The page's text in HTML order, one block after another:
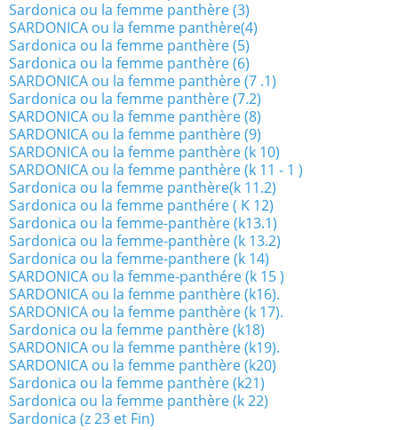
Sardonica ou la femme panthère (3)
SARDONICA ou la femme panthère(4)
Sardonica ou la femme panthère (5)
Sardonica ou la femme panthère (6)
SARDONICA ou la femme panthère (7 .1)
Sardonica ou la femme panthère (7.2)
SARDONICA ou la femme panthère (8)
SARDONICA ou la femme panthère (9)
SARDONICA ou la femme panthère (k 10)
SARDONICA ou la femme panthère (k 11 - 1 )
Sardonica ou la femme panthère(k 11.2)
Sardonica ou la femme panthére ( K 12)
Sardonica ou la femme-panthère (k13.1)
Sardonica ou la femme-panthère (k 13.2)
Sardonica ou la femme-panthere (k 14)
SARDONICA ou la femme-panthére (k 15 )
SARDONICA ou la femme panthère (k16).
SARDONICA ou la femme panthère (k 17).
Sardonica ou la femme panthère (k18)
SARDONICA ou la femme panthère (k19).
SARDONICA ou la femme panthère (k20)
Sardonica ou la femme panthère (k21)
Sardonica ou la femme panthère (k 22)
Sardonica (z 23 et Fin)